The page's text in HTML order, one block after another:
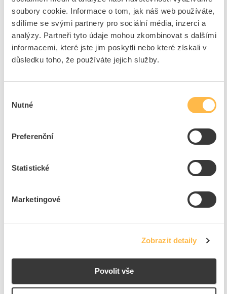
soubory cookie. Informace o tom, jak náš web používáte,
sdílíme se svými partnery pro sociální média, inzerci a
analýzy. Partneři tyto údaje mohou zkombinovat s dalšími
informacemi, které jste jim poskytli nebo které získali v
důsledku toho, že používáte jejich služby.
souhlasu
Nutné
Preferenční
Statistické
Marketingové
Zobrazit detaily
Povolit vše
do košíku
K objednání
Na dotaz
NIEDAX Závitová tyč M8, délka 500 mm M 8/500
NIEDAX Závitová tyč M8, délka 200 mm M 8/200
Kód ELFETEX
11.671.031
Kód výrobce
M 8/200